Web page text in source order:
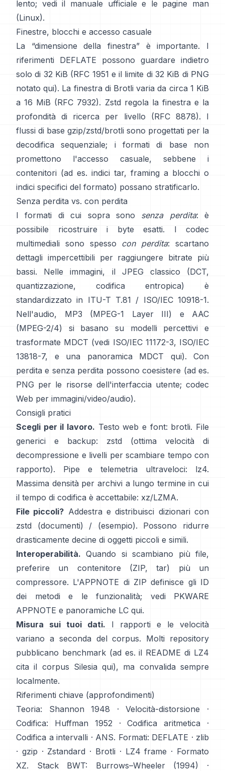
lento; vedi il manuale ufficiale e le pagine man
(Linux).
Finestre, blocchi e accesso casuale
La “dimensione della finestra” è importante. I
riferimenti DEFLATE possono guardare indietro
solo di 32 KiB (RFC 1951 e il limite di 32 KiB di PNG
notato qui). La finestra di Brotli varia da circa 1 KiB
a 16 MiB (RFC 7932). Zstd regola la finestra e la
profondità di ricerca per livello
(RFC 8878). I
flussi di base gzip/zstd/brotli sono progettati per la
decodifica sequenziale; i formati di base
non
promettono l'accesso casuale, sebbene i
contenitori (ad es. indici tar, framing a blocchi o
indici specifici del formato) possano stratificarlo.
Senza perdita vs. con perdita
I formati di cui sopra sono senza perdita: è
possibile ricostruire i byte esatti. I codec
multimediali sono spesso con perdita: scartano
dettagli impercettibili per raggiungere bitrate più
bassi. Nelle immagini, il JPEG classico (DCT,
quantizzazione, codifica entropica) è
standardizzato in ITU-T T.81 / ISO/IEC 10918-1.
Nell'audio, MP3 (MPEG-1 Layer III) e AAC
(MPEG-2/4) si basano su modelli percettivi e
trasformate MDCT (vedi ISO/IEC 11172-3, ISO/IEC
13818-7, e una panoramica MDCT qui). Con
perdita e senza perdita possono coesistere (ad es.
PNG per le risorse dell'interfaccia utente; codec
Web per immagini/video/audio).
Consigli pratici
Scegli per il lavoro. Testo web e font: brotli. File
generici e backup:
zstd
(ottima velocità di
decompressione e livelli per scambiare tempo con
rapporto). Pipe e telemetria ultraveloci:
lz4.
Massima densità per archivi a lungo termine in cui
il tempo di codifica è accettabile: xz/LZMA.
File piccoli? Addestra e distribuisci dizionari con
zstd
(documenti) / (esempio). Possono ridurre
drasticamente decine di oggetti piccoli e simili.
Interoperabilità. Quando si scambiano più file,
preferire un contenitore (ZIP, tar) più un
compressore. L'APPNOTE di ZIP definisce gli ID
dei metodi e le funzionalità; vedi
PKWARE
APPNOTE e panoramiche LC qui.
Misura sui tuoi dati. I rapporti e le velocità
variano a seconda del corpus. Molti repository
pubblicano benchmark (ad es. il README di LZ4
cita il corpus Silesia qui), ma convalida sempre
localmente.
Riferimenti chiave (approfondimenti)
Teoria:
Shannon 1948 · Velocità-distorsione
·
Codifica:
Huffman 1952 · Codifica aritmetica
·
Codifica a intervalli · ANS. Formati: DEFLATE · zlib
· gzip · Zstandard · Brotli · LZ4 frame · Formato
XZ. Stack BWT: Burrows–Wheeler (1994)
·